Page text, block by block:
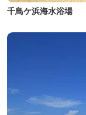
千鳥ケ浜海水浴場